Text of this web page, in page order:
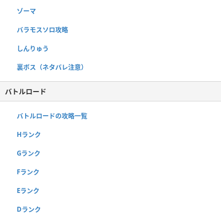
ゾーマ
バラモスソロ攻略
しんりゅう
裏ボス（ネタバレ注意）
バトルロード
バトルロードの攻略一覧
Hランク
Gランク
Fランク
Eランク
Dランク